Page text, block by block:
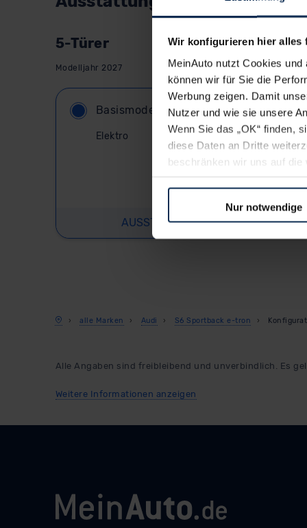
Wir konfigurieren hier alles
MeinAuto nutzt Cookies
können wir für Sie die
Werbung zeigen. Damit
Nutzer und wie sie unsere
Wenn Sie das „OK“ finden,
diese Daten an Dritte
beschränken wir uns auf
Abs. 2 lit. c DSGVO) oder
anfordern.
Nur notwendige
5-Türer
Modelljahr 2027
Basismodell
Elektro
AUSSTATTUNG IM DETAIL
alle Marken Audi S6 Sportback e-tron
Alle Angaben sind freibleibend und unverbindlich. Es
Weitere Informationen anzeigen